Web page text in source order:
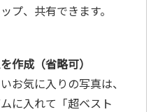
プ、共有できます。
作成（省略可）
お気に入りの写真は、
に入れて「超ベスト